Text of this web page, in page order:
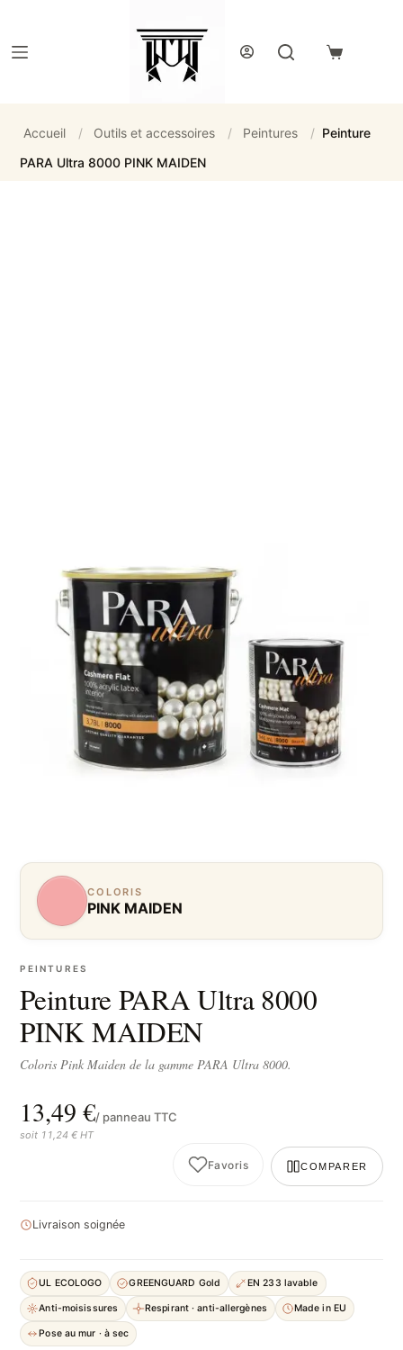
Panier
Accueil / Outils et accessoires / Peintures / Peinture
PARA Ultra 8000 PINK MAIDEN
COLORIS
PINK MAIDEN
PEINTURES
Peinture PARA Ultra 8000
PINK MAIDEN
Coloris Pink Maiden de la gamme PARA Ultra 8000.
13,49 €/ panneau TTC
soit 11,24 € HT
Favoris COMPARER
Livraison soignée
UL ECOLOGO GREENGUARD Gold EN 233 lavable
Anti-moisissures Respirant · anti-allergènes Made in EU
Pose au mur · à sec